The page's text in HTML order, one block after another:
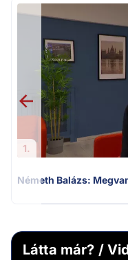
1.
Németh Balázs:
Látta már? /